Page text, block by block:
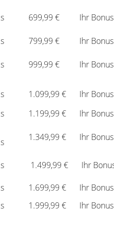
699,99 € Ihr Bonus
799,99 € Ihr Bonus
999,99 € Ihr Bonus
1.099,99 €
Ihr Bonus
1.199,99 € Ihr Bonus
1.349,99 € Ihr Bonus
1.499,99 €
Ihr
1.699,99 €
Ihr Bonus
1.999,99 € Ihr Bonus